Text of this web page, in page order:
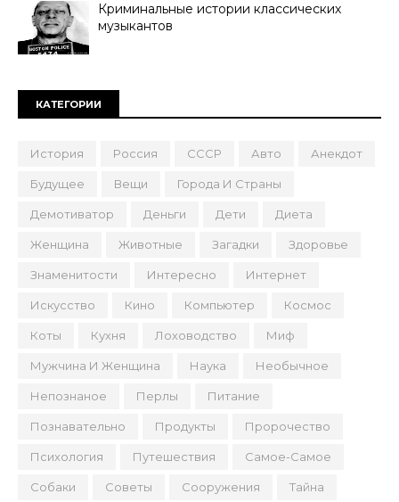
Криминальные истории классических
музыкантов
КАТЕГОРИИ
История Россия СССР Авто Анекдот
Будущее Вещи Города И Страны
Демотиватор Деньги Дети Диета
Женщина Животные Загадки Здоровье
Знаменитости Интересно Интернет
Искусство Кино Компьютер Космос
Коты Кухня Лоховодство Миф
Мужчина И Женщина Наука Необычное
Непознаное Перлы Питание
Познавательно Продукты Пророчество
Психология Путешествия Самое-Самое
Собаки Советы Сооружения Тайна